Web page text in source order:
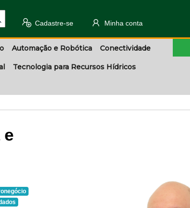
Cadastre-se Minha conta
Automação e Robótica Conectividade
Tecnologia para Recursos Hídricos